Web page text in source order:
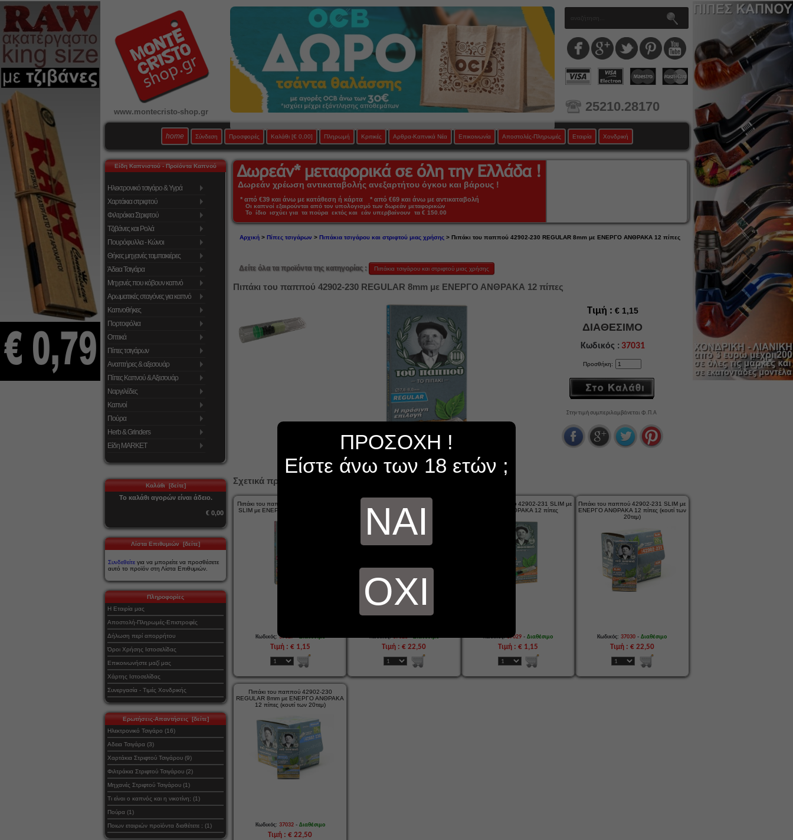
www.montecristo-shop.gr 25210.28170
home Σύνδεση Προσφορές Καλάθι [€ 0,00] Πληρωμή Κριτικές Αρθρα-Καπνικά Νέα Επικοινωνία Αποστολές-Πληρωμές Εταιρία Χονδρική
Είδη Καπνιστού - Προϊόντα Καπνού
Ηλεκτρονικό τσιγάρο & Υγρά
Χαρτάκια στριφτού
Φιλτράκια Στριφτού
Τζιβάνες και Ρολά
Πουρόφυλλα - Κώνοι
Θήκες μηχανές ταμπακιέρες
Άδεια Τσιγάρα
Μηχανές που κόβουν καπνό
Αρωματικές σταγόνες για καπνό
Καπνοθήκες
Πορτοφόλια
Οπτικά
Πίπες τσιγάρων
Αναπτήρες & αξεσουάρ
Πίπες Καπνού & Αξεσουάρ
Ναργιλέδες
Καπνοί
Πούρα
Herb & Grinders
Είδη MARKET
Καλάθι [δείτε]
Το καλάθι αγορών είναι άδειο.
€ 0,00
Λίστα Επιθυμιών [δείτε]
Συνδεθείτε για να μπορείτε να προσθέσετε
αυτό το προϊόν στη Λίστα Επιθυμιών.
Πληροφορίες
Η Εταιρία μας
Αποστολή-Πληρωμές-Επιστροφές
Δήλωση περί απορρήτου
Όροι Χρήσης Ιστοσελίδας
Επικοινωνήστε μαζί μας
Χάρτης Ιστοσελίδας
Συνεργασία - Τιμές Χονδρικής
Ερωτήσεις-Απαντήσεις [δείτε]
Ηλεκτρονικό Τσιγάρο (16)
Αδεια Τσιγάρα (3)
Χαρτάκια Στριφτού Τσιγάρου (9)
Φιλτράκια Στριφτού Τσιγάρου (2)
Μηχανές Στριφτού Τσιγάρου (1)
Τι είναι ο καπνός και η νικοτίνη; (1)
Πούρα (1)
Ποιων εταιριών προϊόντα διαθέτετε ; (1)
Δωρεάν χρέωση αντικαταβολής ανεξαρτήτου όγκου και βάρους !
* από €39 και άνω με κατάθεση ή κάρτα * από €69 και άνω με αντικαταβολή
Οι καπνοί εξαιρούνται από τον υπολογισμό των δωρεάν μεταφορικών
Το ίδιο ισχύει για τα πούρα εκτός και εάν υπερβαίνουν τα € 150.00
Αρχική> Πίπες τσιγάρων > Πιπάκια τσιγάρου και στριφτού μιας χρήσης> Πιπάκι του παππού 42902-230 REGULAR 8mm με ΕΝΕΡΓΟ ΑΝΘΡΑΚΑ 12 πίπες
Δείτε όλα τα προϊόντα της κατηγορίας : Πιπάκια τσιγάρου και στριφτού μιας χρήσης
Πιπάκι του παππού 42902-230 REGULAR 8mm με ΕΝΕΡΓΟ ΑΝΘΡΑΚΑ 12 πίπες
Τιμή : € 1,15
ΔΙΑΘΕΣΙΜΟ
Κωδικός : 37031
Προσθήκη:
Στην τιμή συμπεριλαμβάνεται Φ.Π.Α
Σχετικά προϊόντα...
Πιπάκι του παππού 42902-232 EXTRA
SLIM με ΕΝΕΡΓΟ ΑΝΘΡΑΚΑ 12 πίπες
Κωδικός: 37027 Διαθέσιμο
Τιμή : € 1,15
SLIM με ΕΝΕΡΓΟ ΑΝΘΡΑΚΑ 12 πίπες
(κουτί των 20τεμ)
Κωδικός: 37028 Διαθέσιμο
Τιμή : € 22,50
Πιπάκι του παππού 42902-231 SLIM με
ΕΝΕΡΓΟ ΑΝΘΡΑΚΑ 12 πίπες
Κωδικός: 37029 -Διαθέσιμο
Τιμή : € 1,15
Πιπάκι του παππού 42902-231 SLIM με
ΕΝΕΡΓΟ ΑΝΘΡΑΚΑ 12 πίπες (κουτί των
20τεμ)
Κωδικός: 37030 -Διαθέσιμο
Τιμή : € 22,50
Πιπάκι του παππού 42902-230
REGULAR 8mm με ΕΝΕΡΓΟ ΑΝΘΡΑΚΑ
12 πίπες (κουτί των 20τεμ)
Κωδικός: 37032- Διαθέσιμο
Τιμή : € 22,50
ΠΡΟΣΟΧΗ !
Είστε άνω των 18 ετών ;
ΝΑΙ
ΟΧΙ